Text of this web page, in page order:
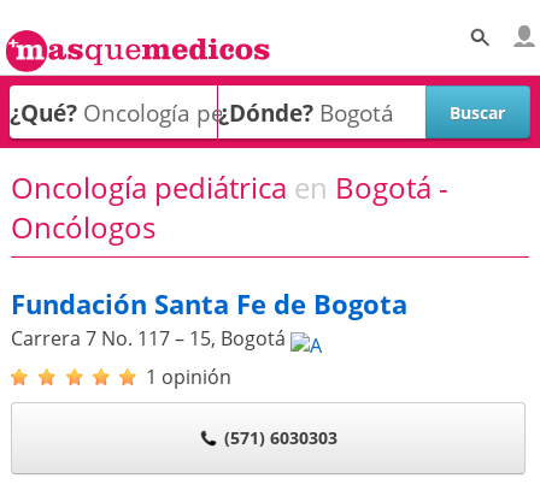
¿Qué? ¿Dónde?
Oncología pediátrica en Bogotá -
Oncólogos
Fundación Santa Fe de Bogota
Carrera 7 No. 117 – 15, Bogotá
1 opinión
(571) 6030303